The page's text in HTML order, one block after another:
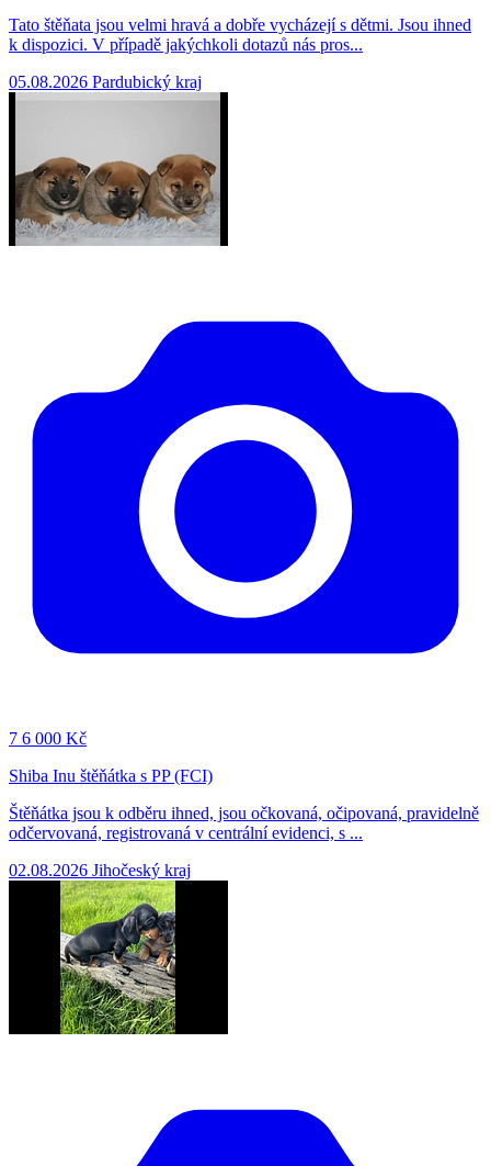
Tato štěňata jsou velmi hravá a dobře vycházejí s dětmi. Jsou ihned
k dispozici. V případě jakýchkoli dotazů nás pros...
05.08.2026 Pardubický kraj
7 6 000 Kč
Shiba Inu štěňátka s PP (FCI)
Štěňátka jsou k odběru ihned, jsou očkovaná, očipovaná, pravidelně
odčervovaná, registrovaná v centrální evidenci, s ...
02.08.2026 Jihočeský kraj